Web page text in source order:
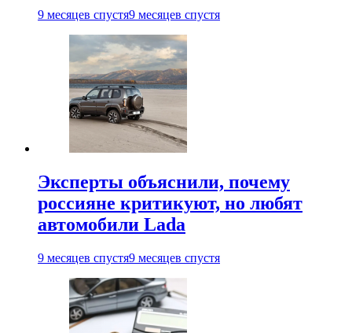
9 месяцев спустя9 месяцев спустя
Эксперты объяснили, почему
россияне критикуют, но любят
автомобили Lada
9 месяцев спустя9 месяцев спустя